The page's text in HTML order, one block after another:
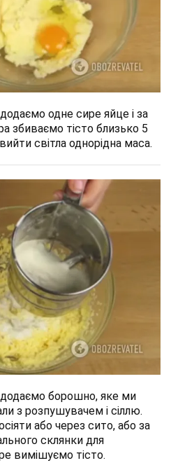
одне сире яйце і за
збиваємо тісто близько 5
світла однорідна маса.
борошно, яке ми
з розпушувачем і сіллю.
або через сито, або за
склянки для
вимішуємо тісто.